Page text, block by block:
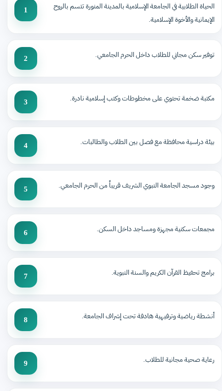
الحياة الطلابية في الجامعة الإسلامية بالمدينة المنورة تتسم بالروح
الإيمانية والأخوة الإسلامية.
1
توفير سكن مجاني للطلاب داخل الحرم الجامعي. 2
مكتبة ضخمة تحتوي على مخطوطات وكتب إسلامية نادرة. 3
بيئة دراسية محافظة مع فصل بين الطلاب والطالبات. 4
وجود مسجد الجامعة النبوي الشريف قريباً من الحرم الجامعي. 5
مجمعات سكنية مجهزة ومساجد داخل السكن. 6
برامج تحفيظ القرآن الكريم والسنة النبوية. 7
أنشطة رياضية وترفيهية هادفة تحت إشراف الجامعة. 8
رعاية صحية مجانية للطلاب. 9